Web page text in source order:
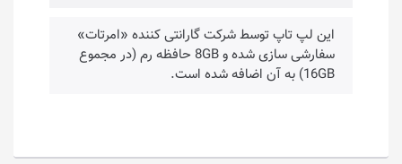
این لپ تاپ توسط شرکت گارانتی کننده «امرتات»
سفارشی سازی شده و 8GB حافظه رم (در مجموع
16GB) به آن اضافه شده است.